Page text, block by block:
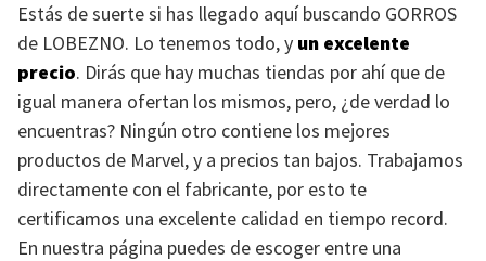
Estás de suerte si has llegado aquí buscando GORROS
de LOBEZNO. Lo tenemos todo, y un excelente
precio. Dirás que hay muchas tiendas por ahí que de
igual manera ofertan los mismos, pero, ¿de verdad lo
encuentras? Ningún otro contiene los mejores
productos de Marvel, y a precios tan bajos. Trabajamos
directamente con el fabricante, por esto te
certificamos una excelente calidad en tiempo record.
En nuestra página puedes de escoger entre una